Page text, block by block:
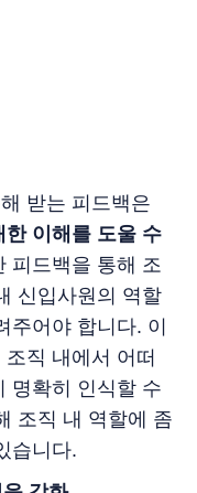
받는 피드백은
이해를 도울 수
피드백을 통해 조
신입사원의 역할
주어야 합니다. 이
직 내에서 어떠
명확히 인식할 수
조직 내 역할에 좀
습니다.